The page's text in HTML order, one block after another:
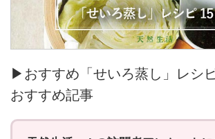
▶おすすめ「せいろ蒸し」レシ
おすすめ記事